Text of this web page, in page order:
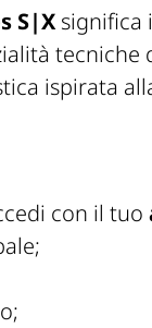
S|X significa
tecniche
ispirata
con il tuo